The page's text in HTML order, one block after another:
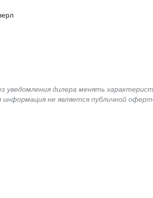
уведомления дилера менять
не является публичной